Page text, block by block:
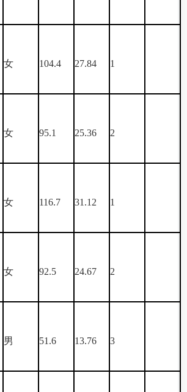
女 104.4 27.84 1
女 95.1 25.36 2
女 116.7 31.12 1
女 92.5 24.67 2
男 51.6 13.76 3